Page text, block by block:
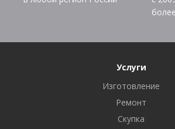
более
Услуги
Изготовление
Ремонт
Скупка